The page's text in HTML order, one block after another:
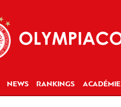
NEWS RANKINGS ACADÉMIE